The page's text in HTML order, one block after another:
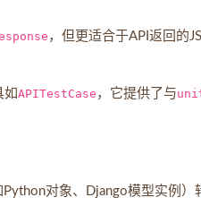
，但更适合于API返回的
如APITestCase ，它提供了与
对象、Django模型实例）